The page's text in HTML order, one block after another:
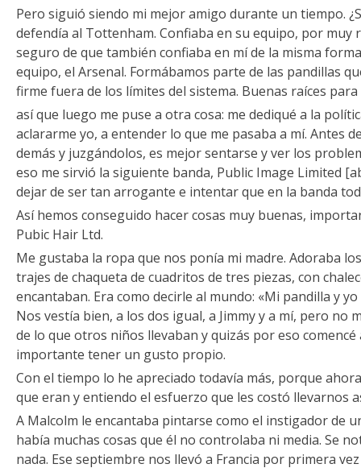
Pero siguió siendo mi mejor amigo durante un tiempo.
defendía al Tottenham. Confiaba en su equipo, por muy
seguro de que también confiaba en mí de la misma
equipo, el Arsenal. Formábamos parte de las pandillas
firme fuera de los límites del sistema. Buenas raíces
así que luego me puse a otra cosa: me dediqué a la
aclararme yo, a entender lo que me pasaba a mí. Antes
demás y juzgándolos, es mejor sentarse y ver los
eso me sirvió la siguiente banda, Public Image Limited
dejar de ser tan arrogante e intentar que en la banda
Así hemos conseguido hacer cosas muy buenas,
Pubic Hair Ltd.
Me gustaba la ropa que nos ponía mi madre. Adoraba
trajes de chaqueta de cuadritos de tres piezas, con
encantaban. Era como decirle al mundo: «Mi pandilla y
Nos vestía bien, a los dos igual, a Jimmy y a mí, pero no
de lo que otros niños llevaban y quizás por eso
importante tener un gusto propio.
Con el tiempo lo he apreciado todavía más, porque
que eran y entiendo el esfuerzo que les costó llevarnos
A Malcolm le encantaba pintarse como el instigador de
había muchas cosas que él no controlaba ni media. Se
nada. Ese septiembre nos llevó a Francia por primera